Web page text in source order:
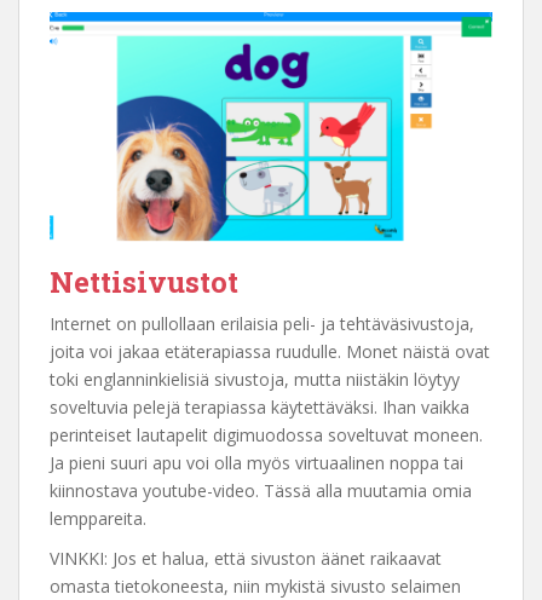
Nettisivustot
Internet on pullollaan erilaisia peli- ja tehtäväsivustoja,
joita voi jakaa etäterapiassa ruudulle. Monet näistä ovat
toki englanninkielisiä sivustoja, mutta niistäkin löytyy
soveltuvia pelejä terapiassa käytettäväksi. Ihan vaikka
perinteiset lautapelit digimuodossa soveltuvat moneen.
Ja pieni suuri apu voi olla myös virtuaalinen noppa tai
kiinnostava youtube-video. Tässä alla muutamia omia
lemppareita.
VINKKI: Jos et halua, että sivuston äänet raikaavat
omasta tietokoneesta, niin mykistä sivusto selaimen